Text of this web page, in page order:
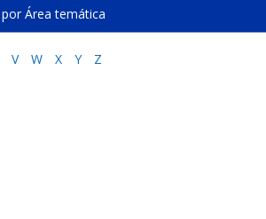
Área temática
V W X Y Z